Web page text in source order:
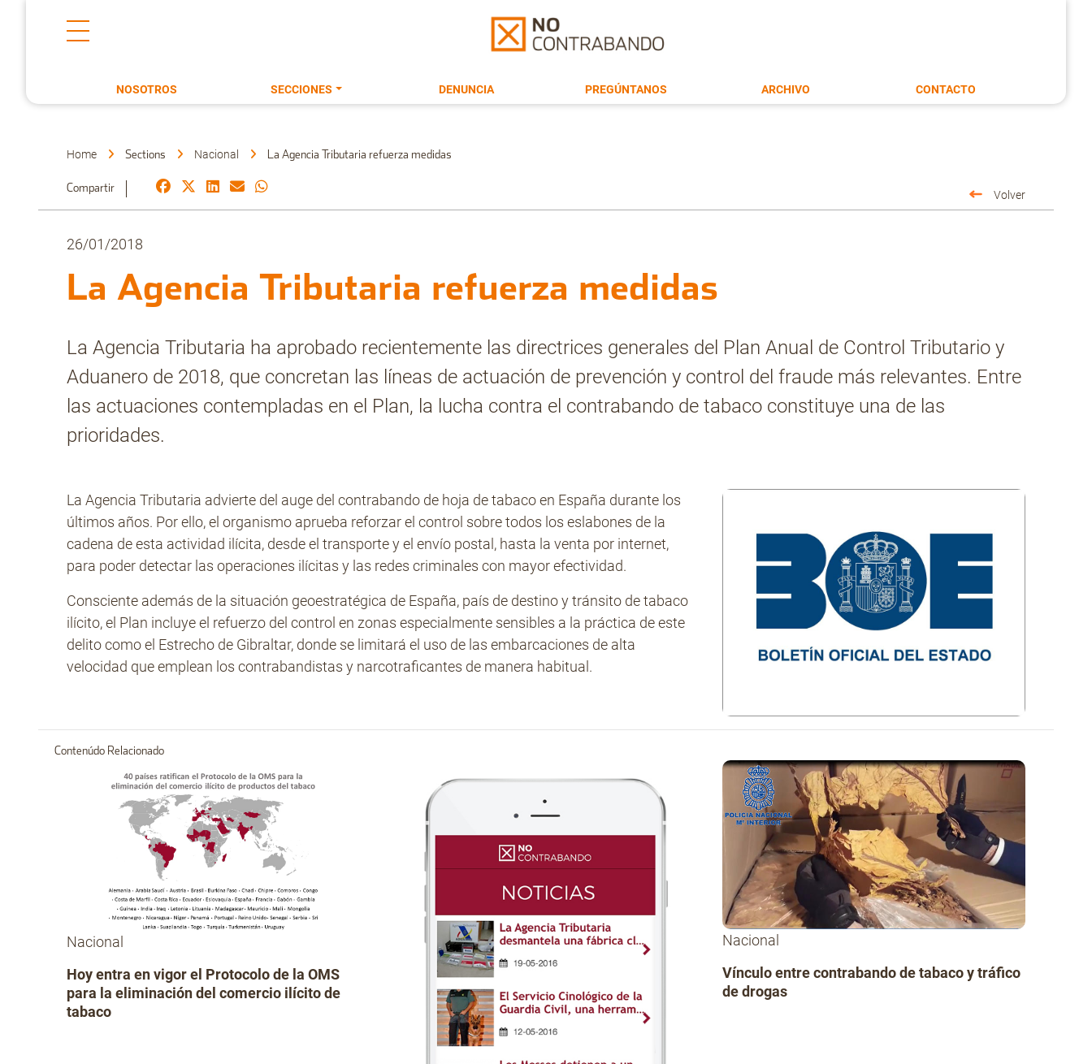
NOSOTROS SECCIONES DENUNCIA PREGÚNTANOS ARCHIVO CONTACTO
Home Sections Nacional La Agencia Tributaria refuerza medidas
Compartir Volver
26/01/2018
La Agencia Tributaria refuerza medidas
La Agencia Tributaria ha aprobado recientemente las directrices generales del Plan Anual de Control Tributario y
Aduanero de 2018, que concretan las líneas de actuación de prevención y control del fraude más relevantes. Entre
las actuaciones contempladas en el Plan, la lucha contra el contrabando de tabaco constituye una de las
prioridades.
La Agencia Tributaria advierte del auge del contrabando de hoja de tabaco en España durante los
últimos años. Por ello, el organismo aprueba reforzar el control sobre todos los eslabones de la
cadena de esta actividad ilícita, desde el transporte y el envío postal, hasta la venta por internet,
para poder detectar las operaciones ilícitas y las redes criminales con mayor efectividad.
Consciente además de la situación geoestratégica de España, país de destino y tránsito de tabaco
ilícito, el Plan incluye el refuerzo del control en zonas especialmente sensibles a la práctica de este
delito como el Estrecho de Gibraltar, donde se limitará el uso de las embarcaciones de alta
velocidad que emplean los contrabandistas y narcotraficantes de manera habitual.
Contenúdo Relacionado
Nacional
Hoy entra en vigor el Protocolo de la OMS
para la eliminación del comercio ilícito de
tabaco
Nacional
Vínculo entre contrabando de tabaco y tráfico
de drogas